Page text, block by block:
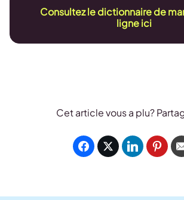
Consultez le dictionnaire de
ligne ici
Cet article vous a plu?